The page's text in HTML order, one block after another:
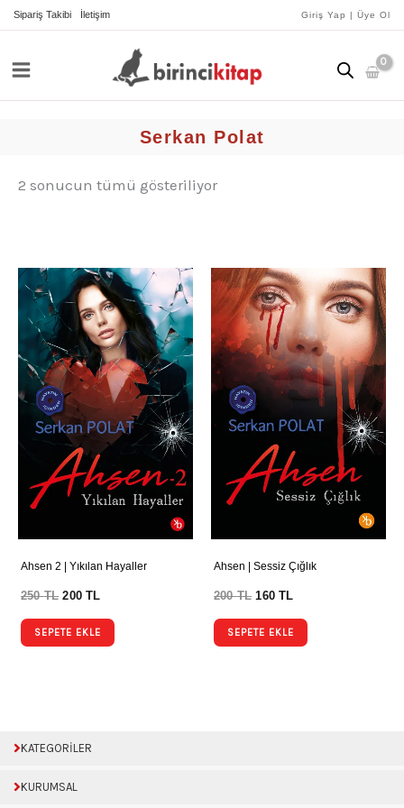
İçeriğe
Sipariş Takibi İletişim Giriş Yap | Üye Ol
Serkan Polat
2 sonucun tümü gösteriliyor
göre
Ahsen 2 | Yıkılan Hayaller
250TL 200TL
SEPETE EKLE
Ahsen | Sessiz Çığlık
200TL 160TL
SEPETE EKLE
KATEGORİLER
KURUMSAL